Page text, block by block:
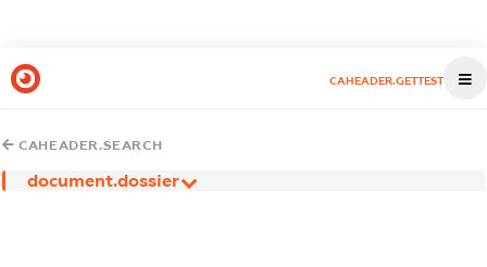
CAHEADER.GETTEST
CAHEADER.SEARCH
document.dossier